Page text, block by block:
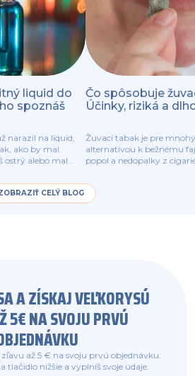
liquid do
spoznáš
narazil na liquid,
ako by mal.
ostrý alebo mal
než si vôbec
Čo spôsobuje
Účinky, riziká a
Žuvací tabak je pre
alternatívou k bežnému
popol a nedopalky z
považujú za
fajčeniu.
CELÝ BLOG
A ZÍSKAJ VEĽKORYSÚ
5€ NA SVOJU PRVÚ
až 5 € na svoju prvú objednávku.
tlačidlo nižšie a vyplníš svoje údaje.